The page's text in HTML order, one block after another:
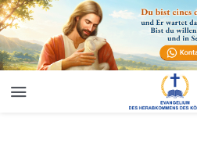
265 Gottes Wege sind unergründlich